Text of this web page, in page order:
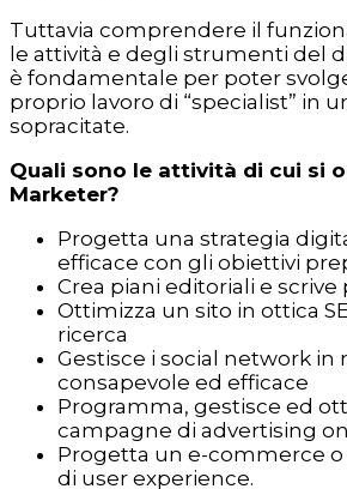
Tuttavia comprendere il
le attività e degli strumenti del
è fondamentale per poter
proprio lavoro di “specialist” in
sopracitate.
Quali sono le attività di cui si
Marketer?
Progetta una strategia
efficace con gli obiettivi
Crea piani editoriali e scrive
Ottimizza un sito in ottica
ricerca
Gestisce i social network in
consapevole ed efficace
Programma, gestisce ed
campagne di advertising
Progetta un e-commerce o
di user experience.